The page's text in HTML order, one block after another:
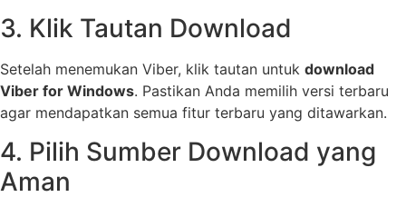
3. Klik Tautan Download
Setelah menemukan Viber, klik tautan untuk download
Viber for Windows. Pastikan Anda memilih versi terbaru
agar mendapatkan semua fitur terbaru yang ditawarkan.
4. Pilih Sumber Download yang
Aman